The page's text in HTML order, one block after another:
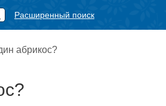
Расширенный поиск
абрикос?